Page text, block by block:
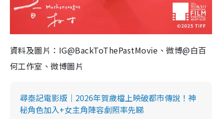
資料及圖片：IG@BackToThePastMovie、微博@白百
何工作室、微博圖片
尋秦記電影版｜2026年賀歲檔上映破都市傳說！神
秘角色加入+女主角陣容劇照率先睇